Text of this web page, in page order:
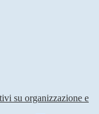
su organizzazione e